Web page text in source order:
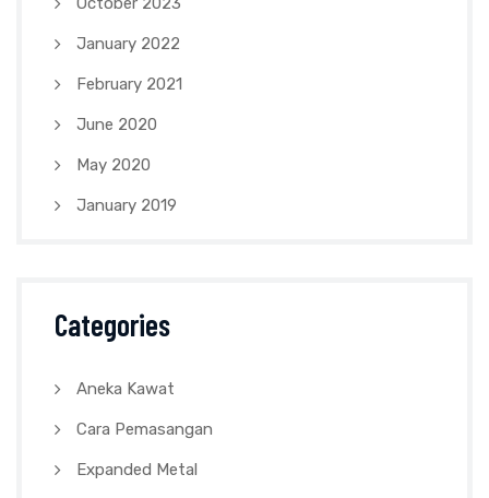
January 2022
February 2021
June 2020
May 2020
January 2019
Categories
Aneka Kawat
Cara Pemasangan
Expanded Metal